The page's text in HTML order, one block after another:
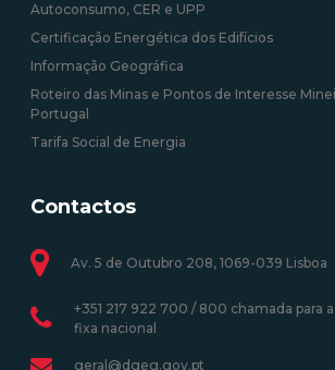
Autoconsumo, CER e UPP
Certificação Energética dos Edifícios
Informação Geográfica
Roteiro das Minas e Pontos de Interesse
Portugal
Tarifa Social de Energia
Contactos
Av. 5 de Outubro 208, 1069-039 Lisboa
+351 217 922 700 / 800 chamada para
fixa nacional
geral@dgeg.gov.pt